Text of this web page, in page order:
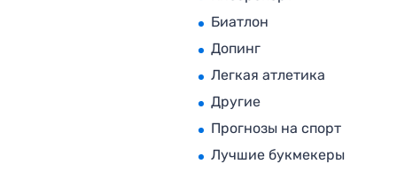
Биатлон
Допинг
Легкая атлетика
Другие
Прогнозы на спорт
Лучшие букмекеры